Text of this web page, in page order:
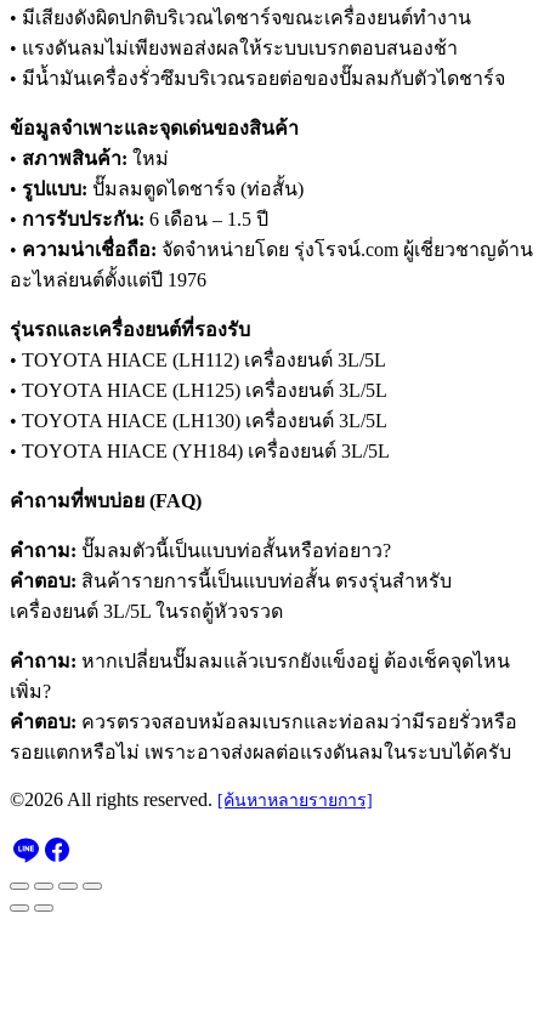
• มีเสียงดังผิดปกติบริเวณไดชาร์จขณะเครื่องยนต์ทำงาน
• แรงดันลมไม่เพียงพอส่งผลให้ระบบเบรกตอบสนองช้า
• มีน้ำมันเครื่องรั่วซึมบริเวณรอยต่อของปั๊มลมกับตัวไดชาร์จ
ข้อมูลจำเพาะและจุดเด่นของสินค้า
• สภาพสินค้า: ใหม่
• รูปแบบ: ปั๊มลมตูดไดชาร์จ (ท่อสั้น)
• การรับประกัน: 6 เดือน – 1.5 ปี
• ความน่าเชื่อถือ: จัดจำหน่ายโดย รุ่งโรจน์.com ผู้เชี่ยวชาญด้าน
อะไหล่ยนต์ตั้งแต่ปี 1976
รุ่นรถและเครื่องยนต์ที่รองรับ
• TOYOTA HIACE (LH112) เครื่องยนต์ 3L/5L
• TOYOTA HIACE (LH125) เครื่องยนต์ 3L/5L
• TOYOTA HIACE (LH130) เครื่องยนต์ 3L/5L
• TOYOTA HIACE (YH184) เครื่องยนต์ 3L/5L
คำถามที่พบบ่อย (FAQ)
คำถาม: ปั๊มลมตัวนี้เป็นแบบท่อสั้นหรือท่อยาว?
คำตอบ: สินค้ารายการนี้เป็นแบบท่อสั้น ตรงรุ่นสำหรับ
เครื่องยนต์ 3L/5L ในรถตู้หัวจรวด
คำถาม: หากเปลี่ยนปั๊มลมแล้วเบรกยังแข็งอยู่ ต้องเช็คจุดไหน
เพิ่ม?
คำตอบ: ควรตรวจสอบหม้อลมเบรกและท่อลมว่ามีรอยรั่วหรือ
รอยแตกหรือไม่ เพราะอาจส่งผลต่อแรงดันลมในระบบได้ครับ
©2026 All rights reserved. [ค้นหาหลายรายการ]